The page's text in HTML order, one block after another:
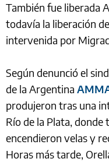
También fue liberada
todavía la liberación
intervenida por
Según denunció el
de la Argentina
produjeron tras una
Río de la Plata, donde
encendieron velas y
Horas más tarde,